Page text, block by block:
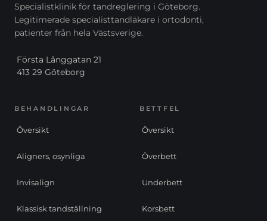
Specialistklinik för tandreglering i Göteborg.
Legitimerade specialisttandläkare i ortodonti,
patienter från hela Västsverige.
Första Långgatan 21
413 29 Göteborg
BEHANDLINGAR
Översikt
Aligners, osynliga
Invisalign
Klassisk tandställning
BETTFEL
Översikt
Överbett
Underbett
Korsbett